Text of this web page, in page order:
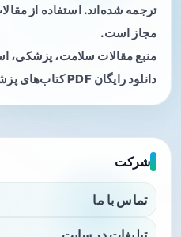
ترجمه شده‌اند. استفاده از
مجاز است.
منبع مقالات سلامت، پزشکی،
دانلود رایگان PDF کتاب‌های پزشکی.
شرکت
تماس با ما